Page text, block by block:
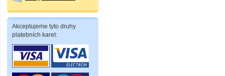
Akceptujeme tyto druhy
platebních karet: